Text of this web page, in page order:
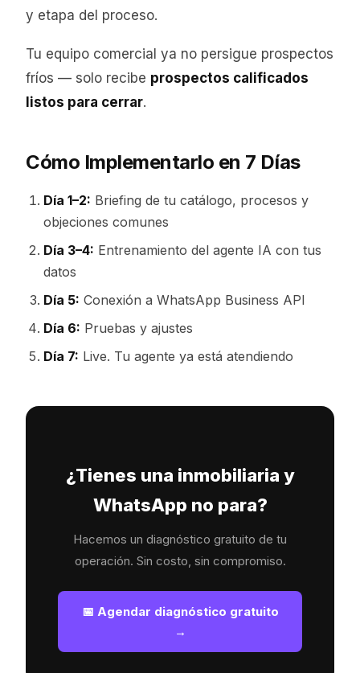
y etapa del proceso.
Tu equipo comercial ya no persigue prospectos
fríos — solo recibe prospectos calificados
listos para cerrar.
Cómo Implementarlo en 7 Días
Día 1–2: Briefing de tu catálogo, procesos y
objeciones comunes
Día 3–4: Entrenamiento del agente IA con tus
datos
Día 5: Conexión a WhatsApp Business API
Día 6: Pruebas y ajustes
Día 7: Live. Tu agente ya está atendiendo
¿Tienes una inmobiliaria y
WhatsApp no para?
Hacemos un diagnóstico gratuito de tu
operación. Sin costo, sin compromiso.
📅 Agendar diagnóstico gratuito
→